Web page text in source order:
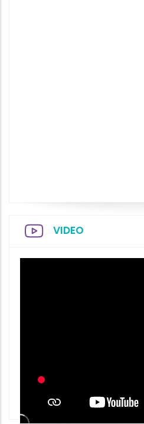
VIDEO